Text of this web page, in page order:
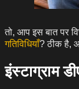
तो, आप इस बात पर
गतिविधियाँ? ठीक है,
इंस्टाग्राम